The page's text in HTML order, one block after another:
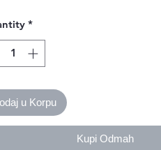
*
u Korpu
Kupi Odmah